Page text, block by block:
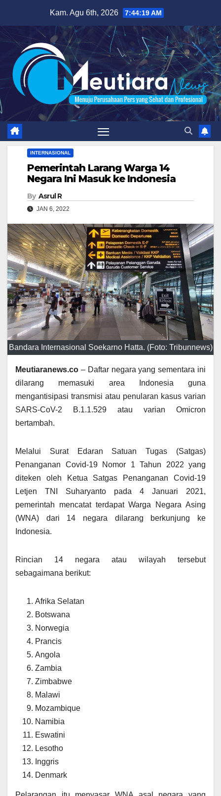
content
Kam. Agu 6th, 2026 7:44:20 AM
INTERNASIONAL
Pemerintah Larang Warga 14
Negara Ini Masuk ke Indonesia
By Asrul R
JAN 6, 2022
Bandara Internasional Soekarno Hatta. (Foto: Tribunnews)
Meutiaranews.co – Daftar negara yang sementara ini
dilarang memasuki area Indonesia guna
mengantisipasi transmisi atau penularan kasus varian
SARS-CoV-2 B.1.1.529 atau varian Omicron
bertambah.
Melalui Surat Edaran Satuan Tugas (Satgas)
Penanganan Covid-19 Nomor 1 Tahun 2022 yang
diteken oleh Ketua Satgas Penanganan Covid-19
Letjen TNI Suharyanto pada 4 Januari 2021,
pemerintah mencatat terdapat Warga Negara Asing
(WNA) dari 14 negara dilarang berkunjung ke
Indonesia.
Rincian 14 negara atau wilayah tersebut
sebagaimana berikut:
Afrika Selatan
Botswana
Norwegia
Prancis
Angola
Zambia
Zimbabwe
Malawi
Mozambique
Namibia
Eswatini
Lesotho
Inggris
Denmark